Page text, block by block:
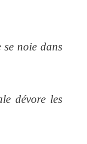
se noie dans
dévore les